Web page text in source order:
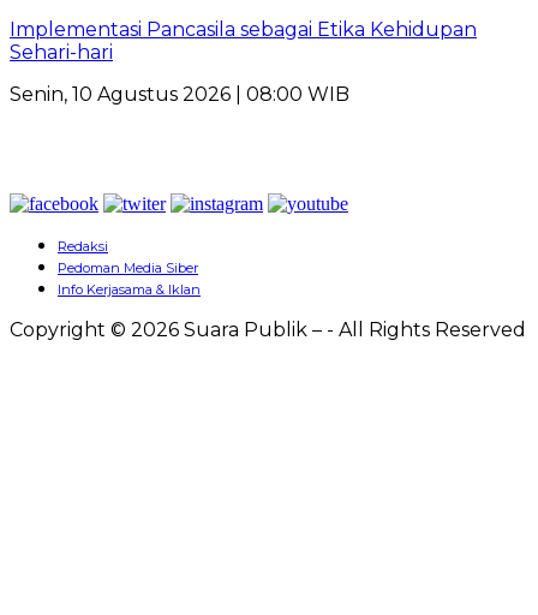
Implementasi Pancasila sebagai Etika Kehidupan
Sehari-hari
Senin, 10 Agustus 2026 | 08:00 WIB
Redaksi
Pedoman Media Siber
Info Kerjasama & Iklan
Copyright © 2026 Suara Publik – - All Rights Reserved